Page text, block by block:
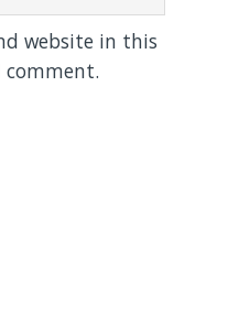
website in this